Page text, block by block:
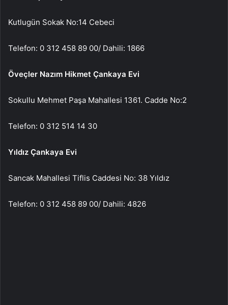
Kutlugün Sokak No:14 Cebeci
Telefon: 0 312 458 89 00/ Dahili: 1866
Öveçler Nazım Hikmet Çankaya Evi
Sokullu Mehmet Paşa Mahallesi 1361. Cadde No:2
Telefon: 0 312 514 14 30
Yıldız Çankaya Evi
Sancak Mahallesi Tiflis Caddesi No: 38 Yıldız
Telefon: 0 312 458 89 00/ Dahili: 4826